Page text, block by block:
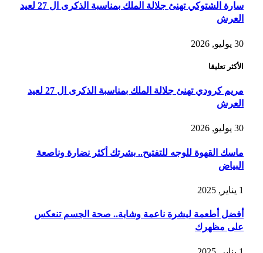
سارة الشتوكي تهنئ جلالة الملك بمناسبة الذكرى ال 27 لعيد
العرش
30 يوليو, 2026
الأكثر تعليقا
مريم كرودي تهنئ جلالة الملك بمناسبة الذكرى ال 27 لعيد
العرش
30 يوليو, 2026
ماسك القهوة للوجه للتفتيح.. بشرتك أكثر نضارة وناصعة
البياض
1 يناير, 2025
أفضل أطعمة لبشرة ناعمة وشابة.. صحة الجسم تنعكس
على مظهرك